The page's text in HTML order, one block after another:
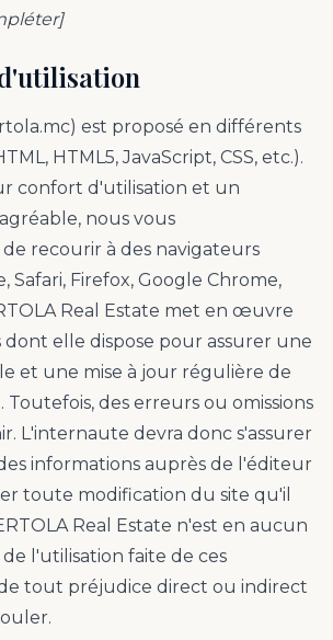
est proposé en différents
HTML5, JavaScript, CSS, etc.).
confort d'utilisation et un
nous vous
recourir à des navigateurs
Safari, Firefox, Google Chrome,
Real Estate met en œuvre
dont elle dispose pour assurer une
et une mise à jour régulière de
Toutefois, des erreurs ou omissions
L'internaute devra donc s'assurer
informations auprès de l'éditeur
toute modification du site qu'il
Real Estate n'est en aucun
l'utilisation faite de ces
tout préjudice direct ou indirect